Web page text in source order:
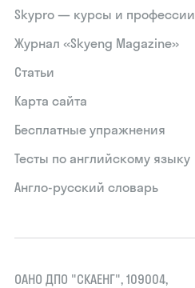
Skypro — курсы и профессии
Журнал «Skyeng Magazine»
Статьи
Карта сайта
Бесплатные упражнения
Тесты по английскому языку
Англо-русский словарь
ОАНО ДПО "СКАЕНГ", 109004,